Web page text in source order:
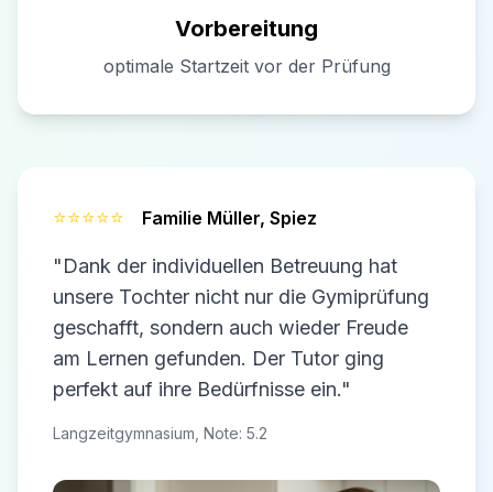
Vorbereitung
optimale Startzeit vor der Prüfung
⭐⭐⭐⭐⭐ Familie Müller, Spiez
"Dank der individuellen Betreuung hat
unsere Tochter nicht nur die Gymiprüfung
geschafft, sondern auch wieder Freude
am Lernen gefunden. Der Tutor ging
perfekt auf ihre Bedürfnisse ein."
Langzeitgymnasium, Note: 5.2